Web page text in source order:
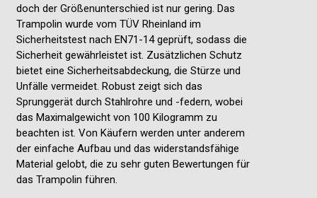
doch der Größenunterschied ist nur gering. Das
Trampolin wurde vom TÜV Rheinland im
Sicherheitstest nach EN71-14 geprüft, sodass die
Sicherheit gewährleistet ist. Zusätzlichen Schutz
bietet eine Sicherheitsabdeckung, die Stürze und
Unfälle vermeidet. Robust zeigt sich das
Sprunggerät durch Stahlrohre und -federn, wobei
das Maximalgewicht von 100 Kilogramm zu
beachten ist. Von Käufern werden unter anderem
der einfache Aufbau und das widerstandsfähige
Material gelobt, die zu sehr guten Bewertungen für
das Trampolin führen.